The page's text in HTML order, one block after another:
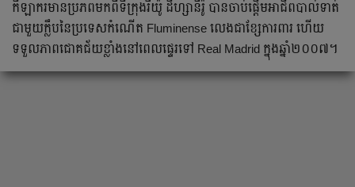
កីឡាករមានប្រភពមកពីទីក្រុងរីយ៉ូ ដីហ្សានីរ៉ូ បានចាប់ផ្ដើមអាជីពបាល់ទាត់
ជាមួយក្លឹបនៃប្រទេសកំណើត Fluminense លេងជាខ្សែការពារ ហើយ
ទទួលភាពជោគជ័យខ្លាំងនៅពេលផ្ទេរទៅ Real Madrid ក្នុងឆ្នាំ២០០៧។